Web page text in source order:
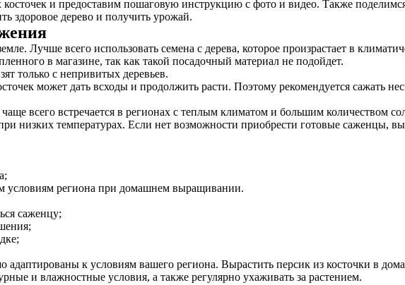
и предоставим пошаговую инструкцию с фото и видео. Также
здоровое дерево и получить урожай.
Лучше всего использовать семена с дерева, которое произрастает в
в магазине, так как такой посадочный материал не подойдет.
только с непривитых деревьев.
может дать всходы и продолжить расти. Поэтому рекомендуется сажать
чаще всего встречается в регионах с теплым климатом и большим количеством
низких температурах. Если нет возможности приобрести готовые саженцы,
условиям региона при домашнем выращивании.
саженцу;
адаптированы к условиям вашего региона. Вырастить персик из косточки в
и влажностные условия, а также регулярно ухаживать за растением.